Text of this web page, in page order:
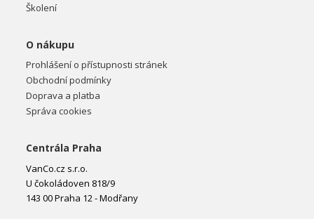
Školení
O nákupu
Prohlášení o přístupnosti stránek
Obchodní podmínky
Doprava a platba
Správa cookies
Centrála Praha
VanCo.cz s.r.o.
U čokoládoven 818/9
143 00 Praha 12 - Modřany